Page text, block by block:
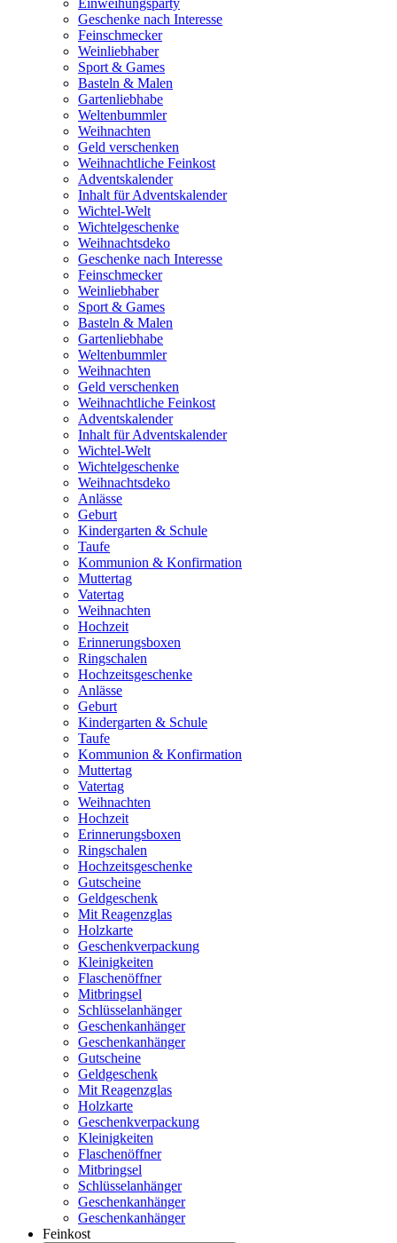
Einweihungsparty
Geschenke nach Interesse
Feinschmecker
Weinliebhaber
Sport & Games
Basteln & Malen
Gartenliebhabe
Weltenbummler
Weihnachten
Geld verschenken
Weihnachtliche Feinkost
Adventskalender
Inhalt für Adventskalender
Wichtel-Welt
Wichtelgeschenke
Weihnachtsdeko
Geschenke nach Interesse
Feinschmecker
Weinliebhaber
Sport & Games
Basteln & Malen
Gartenliebhabe
Weltenbummler
Weihnachten
Geld verschenken
Weihnachtliche Feinkost
Adventskalender
Inhalt für Adventskalender
Wichtel-Welt
Wichtelgeschenke
Weihnachtsdeko
Anlässe
Geburt
Kindergarten & Schule
Taufe
Kommunion & Konfirmation
Muttertag
Vatertag
Weihnachten
Hochzeit
Erinnerungsboxen
Ringschalen
Hochzeitsgeschenke
Anlässe
Geburt
Kindergarten & Schule
Taufe
Kommunion & Konfirmation
Muttertag
Vatertag
Weihnachten
Hochzeit
Erinnerungsboxen
Ringschalen
Hochzeitsgeschenke
Gutscheine
Geldgeschenk
Mit Reagenzglas
Holzkarte
Geschenkverpackung
Kleinigkeiten
Flaschenöffner
Mitbringsel
Schlüsselanhänger
Geschenkanhänger
Geschenkanhänger
Gutscheine
Geldgeschenk
Mit Reagenzglas
Holzkarte
Geschenkverpackung
Kleinigkeiten
Flaschenöffner
Mitbringsel
Schlüsselanhänger
Geschenkanhänger
Geschenkanhänger
Feinkost